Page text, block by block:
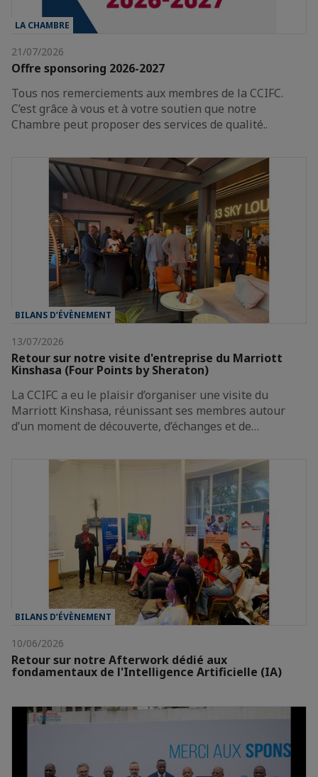
LA CHAMBRE
21/07/2026
Offre sponsoring 2026-2027
Tous nos remerciements aux membres de la CCIFC.
C’est grâce à vous et à votre soutien que notre
Chambre peut proposer des services de qualité..
BILANS D’ÉVÈNEMENT
13/07/2026
Retour sur notre visite d'entreprise du Marriott
Kinshasa (Four Points by Sheraton)
La CCIFC a eu le plaisir d’organiser une visite du
Marriott Kinshasa, réunissant ses membres autour
d’un moment de découverte, d’échanges et de…
BILANS D’ÉVÈNEMENT
10/06/2026
Retour sur notre Afterwork dédié aux
fondamentaux de l'Intelligence Artificielle (IA)